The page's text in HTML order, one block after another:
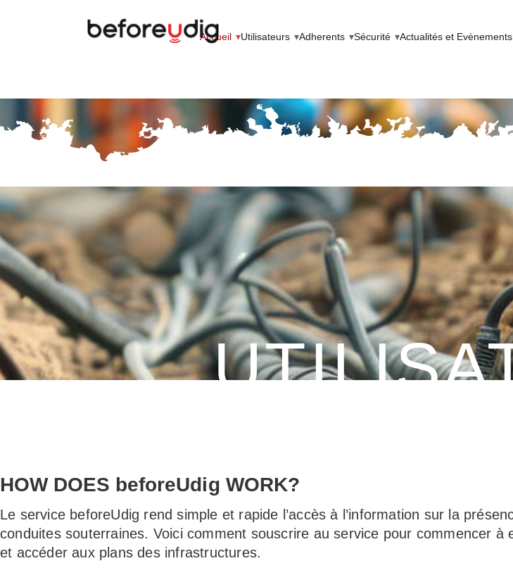
Accueil Utilisateurs Adherents Sécurité Actualités et Evènements
HOW DOES beforeUdig WORK?
Le service beforeUdig rend simple et rapide l’accès à l’information sur la
conduites souterraines. Voici comment souscrire au service pour commencer à
et accéder aux plans des infrastructures.